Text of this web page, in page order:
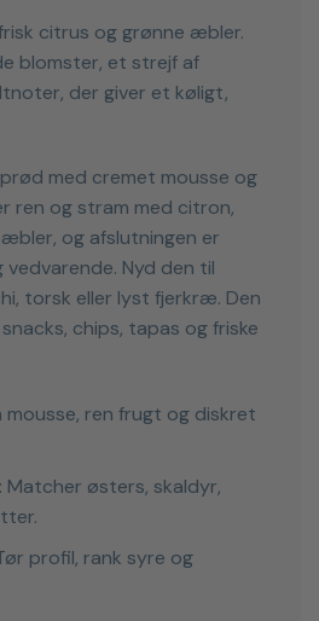
citrus og grønne æbler.
blomster, et strejf af
der giver et køligt,
med cremet mousse og
ren og stram med citron,
og afslutningen er
Nyd den til
torsk eller lyst fjerkræ. Den
chips, tapas og friske
mousse, ren frugt og diskret
Matcher østers, skaldyr,
profil, rank syre og